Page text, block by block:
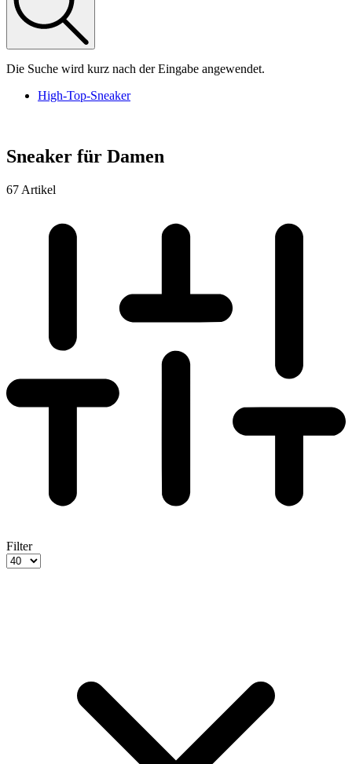
Die Suche wird kurz nach der Eingabe angewendet.
High-Top-Sneaker
Sneaker für Damen
67 Artikel
Filter